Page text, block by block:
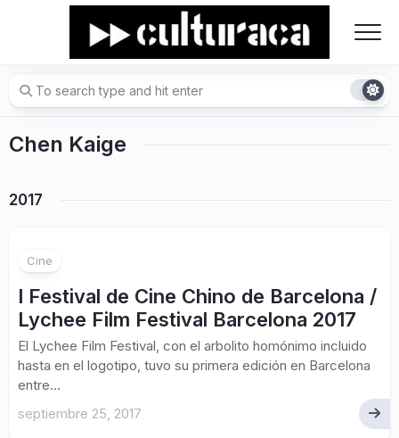
Chen Kaige
2017
Cine
I Festival de Cine Chino de Barcelona /
Lychee Film Festival Barcelona 2017
El Lychee Film Festival, con el arbolito homónimo incluido
hasta en el logotipo, tuvo su primera edición en Barcelona
entre...
septiembre 25, 2017